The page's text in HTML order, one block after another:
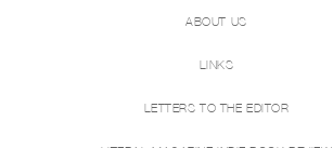
ABOUT US
LINKS
LETTERS TO THE EDITOR